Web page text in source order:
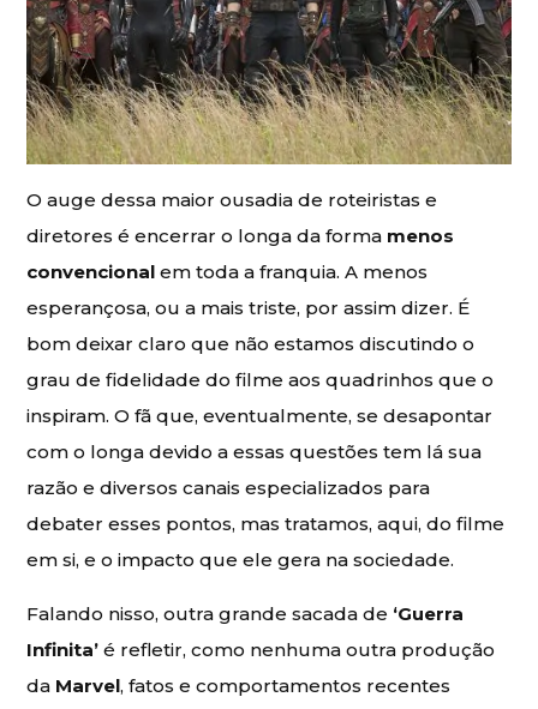
O auge dessa maior ousadia de roteiristas e
diretores é encerrar o longa da forma menos
convencional em toda a franquia. A menos
esperançosa, ou a mais triste, por assim dizer. É
bom deixar claro que não estamos discutindo o
grau de fidelidade do filme aos quadrinhos que o
inspiram. O fã que, eventualmente, se desapontar
com o longa devido a essas questões tem lá sua
razão e diversos canais especializados para
debater esses pontos, mas tratamos, aqui, do filme
em si, e o impacto que ele gera na sociedade.
Falando nisso, outra grande sacada de ‘Guerra
Infinita’ é refletir, como nenhuma outra produção
da Marvel, fatos e comportamentos recentes